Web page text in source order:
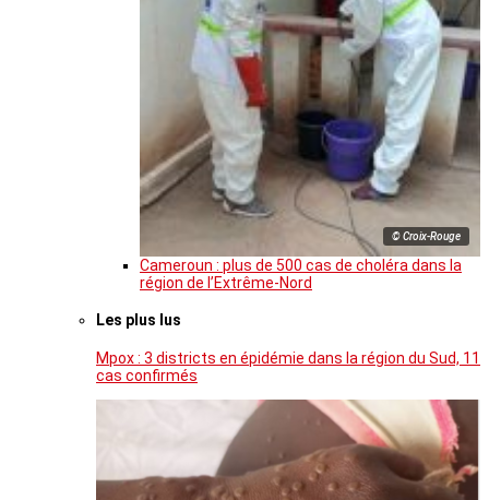
© Croix-Rouge
Cameroun : plus de 500 cas de choléra dans la
région de l’Extrême-Nord
Les plus lus
Mpox : 3 districts en épidémie dans la région du Sud, 11
cas confirmés